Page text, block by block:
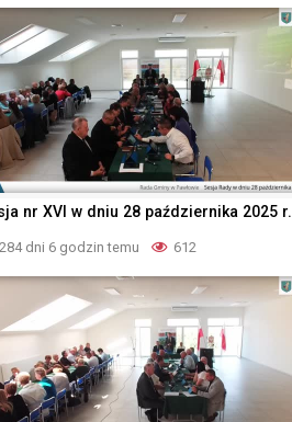
nr XVI w dniu 28 października 2025 r.
284 dni 6 godzin temu 612